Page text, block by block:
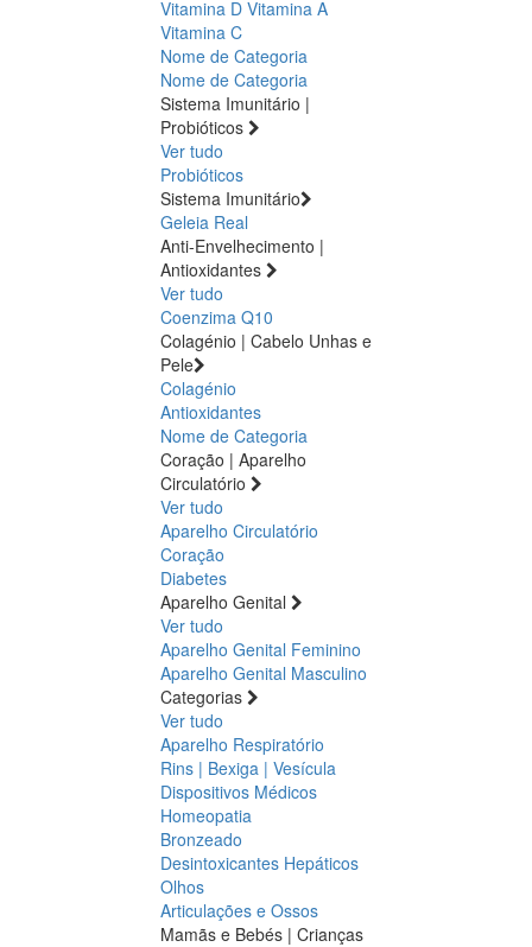
Vitamina D Vitamina A
Vitamina C
Nome de Categoria
Nome de Categoria
Sistema Imunitário |
Probióticos
Ver tudo
Probióticos
Sistema Imunitário
Geleia Real
Anti-Envelhecimento |
Antioxidantes
Ver tudo
Coenzima Q10
Colagénio | Cabelo Unhas e
Pele
Colagénio
Antioxidantes
Nome de Categoria
Coração | Aparelho
Circulatório
Ver tudo
Aparelho Circulatório
Coração
Diabetes
Aparelho Genital
Ver tudo
Aparelho Genital Feminino
Aparelho Genital Masculino
Categorias
Ver tudo
Aparelho Respiratório
Rins | Bexiga | Vesícula
Dispositivos Médicos
Homeopatia
Bronzeado
Desintoxicantes Hepáticos
Olhos
Articulações e Ossos
Mamãs e Bebés | Crianças